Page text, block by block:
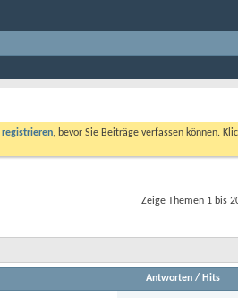
registrieren, bevor Sie Beiträge verfassen können.
Zeige Themen 1 bis
Antworten/ Hits